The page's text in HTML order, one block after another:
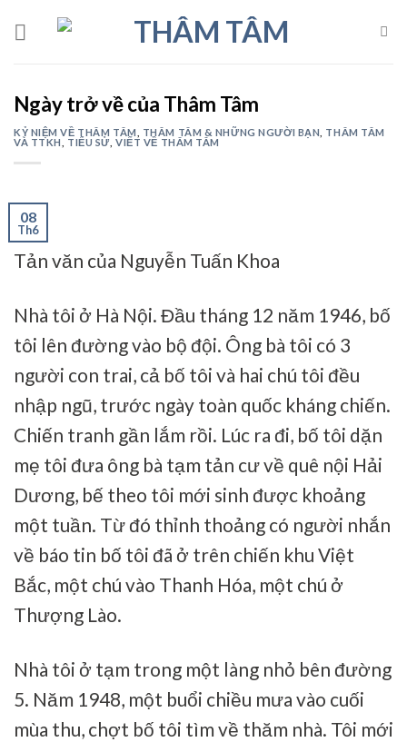
Ngày trở về của Thâm Tâm
KỶ NIỆM VỀ THÂM TÂM THÂM TÂM & NHỮNG NGƯỜI BẠN
THÂM TÂM
VÀ TTKH
TIỂU SỬ ,VIẾT VỀ THÂM TÂM
08
Th6
Tản văn của Nguyễn Tuấn Khoa
Nhà tôi ở Hà Nội. Đầu tháng 12 năm 1946, bố
tôi lên đường vào bộ đội. Ông bà tôi có 3
người con trai, cả bố tôi và hai chú tôi đều
nhập ngũ, trước ngày toàn quốc kháng chiến.
Chiến tranh gần lắm rồi. Lúc ra đi, bố tôi dặn
mẹ tôi đưa ông bà tạm tản cư về quê nội Hải
Dương, bế theo tôi mới sinh được khoảng
một tuần. Từ đó thỉnh thoảng có người nhắn
về báo tin bố tôi đã ở trên chiến khu Việt
Bắc, một chú vào Thanh Hóa, một chú ở
Thượng Lào.
Nhà tôi ở tạm trong một làng nhỏ bên đường
5. Năm 1948, một buổi chiều mưa vào cuối
mùa thu, chợt bố tôi tìm về thăm nhà. Tôi mới